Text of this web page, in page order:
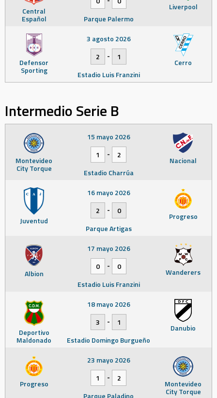
Central
Español
Liverpool
Parque Palermo
Defensor
Sporting
Cerro
3 agosto 2026
2
-
1
Estadio Luis Franzini
Intermedio Serie B
Montevideo
City Torque
Nacional
15 mayo 2026
1
-
2
Estadio Charrúa
Juventud Progreso
16 mayo 2026
2
-
0
Parque Artigas
Albion Wanderers
17 mayo 2026
0
-
0
Estadio Luis Franzini
Deportivo
Maldonado
Danubio
18 mayo 2026
3
-
1
Estadio Domingo Burgueño
Progreso Montevideo
City Torque
23 mayo 2026
1
-
2
Parque Paladino